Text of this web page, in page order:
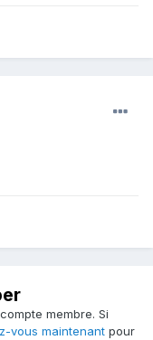
membre. Si
vous maintenant pour